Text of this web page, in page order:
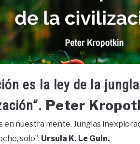
es la ley de la
Peter
en nuestra mente. Junglas
solo”. Ursula K. Le Guin.